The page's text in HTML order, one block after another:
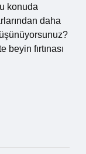
konuda
daha
beyin fırtınası